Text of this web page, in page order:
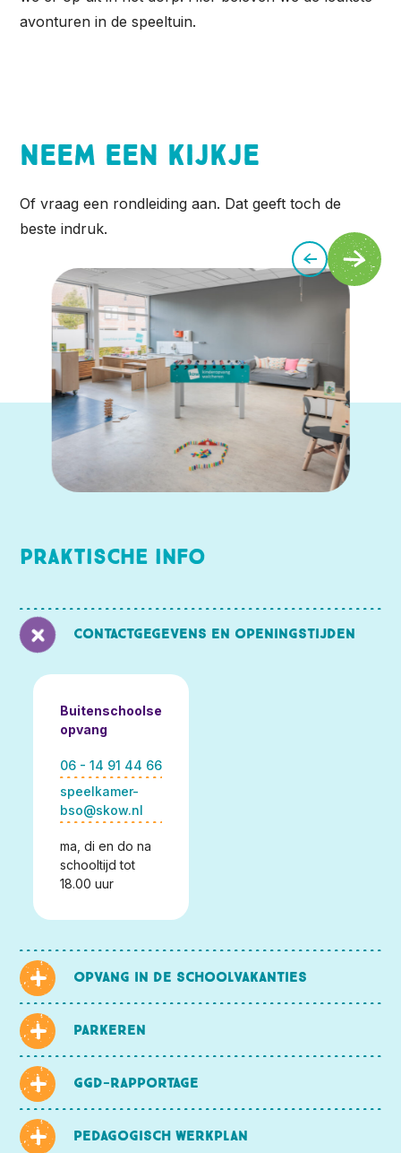
avonturen in de speeltuin.
Neem een kijkje
Of vraag een rondleiding aan. Dat geeft toch de
beste indruk.
Praktische info
Contactgegevens en openingstijden
Buitenschoolse
opvang
06 - 14 91 44 66
speelkamer-
bso@skow.nl
ma, di en do na
schooltijd tot
18.00 uur
Opvang in de schoolvakanties
Parkeren
GGD-rapportage
Pedagogisch werkplan